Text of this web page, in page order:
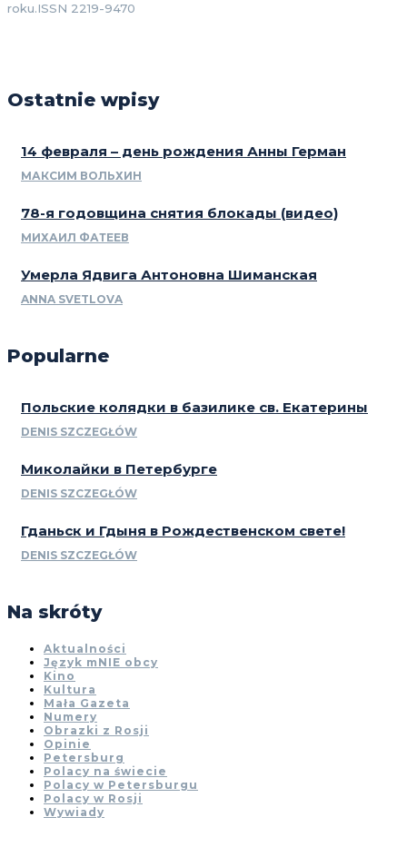
roku.ISSN 2219-9470
Ostatnie wpisy
14 февраля – день рождения Анны Герман
МАКСИМ ВОЛЬХИН
78-я годовщина снятия блокады (видео)
МИХАИЛ ФАТЕЕВ
Умерла Ядвига Антоновна Шиманская
ANNA SVETLOVA
Popularne
Польские колядки в базилике св. Екатерины
DENIS SZCZEGŁÓW
Миколайки в Петербурге
DENIS SZCZEGŁÓW
Гданьск и Гдыня в Рождественском свете!
DENIS SZCZEGŁÓW
Na skróty
Aktualności
Język mNIE obcy
Kino
Kultura
Mała Gazeta
Numery
Obrazki z Rosji
Opinie
Petersburg
Polacy na świecie
Polacy w Petersburgu
Polacy w Rosji
Wywiady